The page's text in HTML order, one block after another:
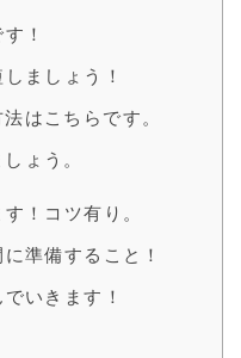
！
ましょう！
はこちらです。
ょう。
！コツ有り。
準備すること！
いきます！